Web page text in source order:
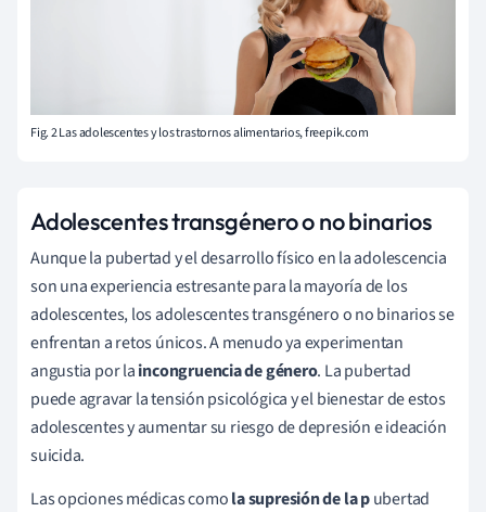
Fig. 2 Las adolescentes y los trastornos alimentarios, freepik.com
Adolescentes transgénero o no binarios
Aunque la pubertad y el desarrollo físico en la adolescencia
son una experiencia estresante para la mayoría de los
adolescentes, los adolescentes transgénero o no binarios se
enfrentan a retos únicos. A menudo ya experimentan
angustia por laincongruencia de género. La pubertad
puede agravar la tensión psicológica y el bienestar de estos
adolescentes y aumentar su riesgo de depresión e ideación
suicida.
Las opciones médicas comola supresión de la pubertad